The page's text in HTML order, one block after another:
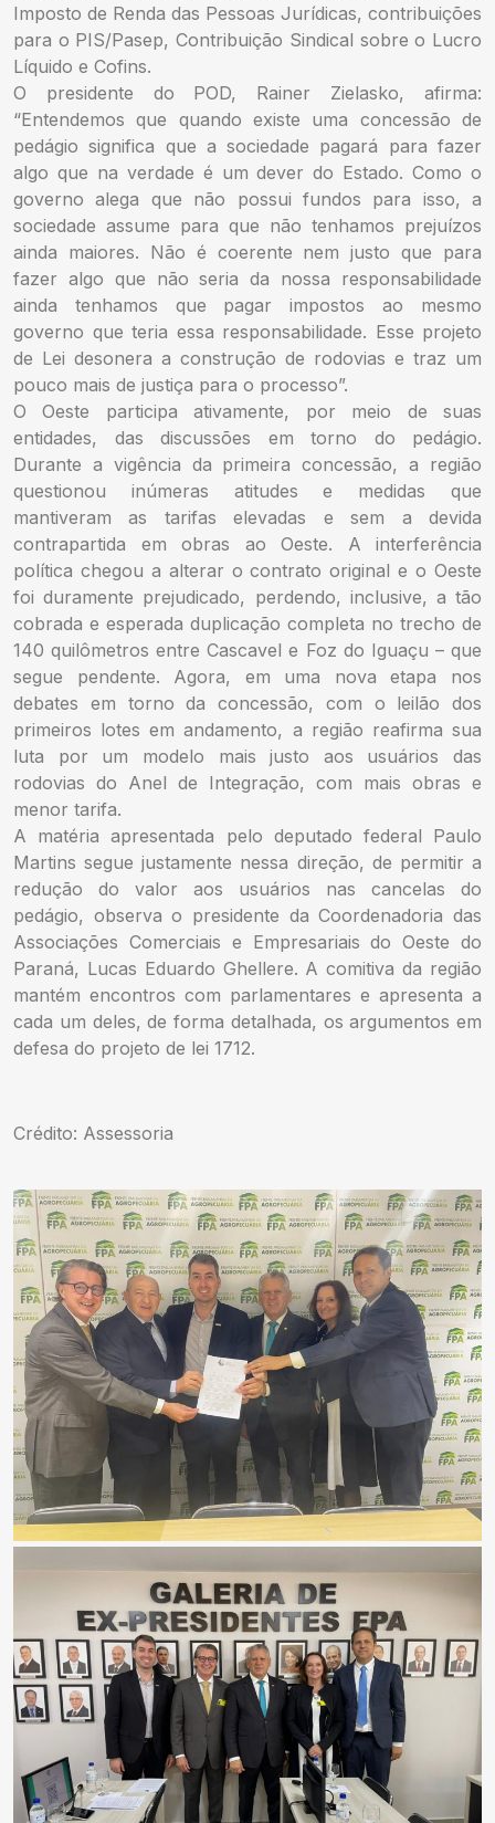
Imposto de Renda das Pessoas Jurídicas, contribuições
para o PIS/Pasep, Contribuição Sindical sobre o Lucro
Líquido e Cofins.
O presidente do POD, Rainer Zielasko, afirma:
“Entendemos que quando existe uma concessão de
pedágio significa que a sociedade pagará para fazer
algo que na verdade é um dever do Estado. Como o
governo alega que não possui fundos para isso, a
sociedade assume para que não tenhamos prejuízos
ainda maiores. Não é coerente nem justo que para
fazer algo que não seria da nossa responsabilidade
ainda tenhamos que pagar impostos ao mesmo
governo que teria essa responsabilidade. Esse projeto
de Lei desonera a construção de rodovias e traz um
pouco mais de justiça para o processo”.
O Oeste participa ativamente, por meio de suas
entidades, das discussões em torno do pedágio.
Durante a vigência da primeira concessão, a região
questionou inúmeras atitudes e medidas que
mantiveram as tarifas elevadas e sem a devida
contrapartida em obras ao Oeste. A interferência
política chegou a alterar o contrato original e o Oeste
foi duramente prejudicado, perdendo, inclusive, a tão
cobrada e esperada duplicação completa no trecho de
140 quilômetros entre Cascavel e Foz do Iguaçu – que
segue pendente. Agora, em uma nova etapa nos
debates em torno da concessão, com o leilão dos
primeiros lotes em andamento, a região reafirma sua
luta por um modelo mais justo aos usuários das
rodovias do Anel de Integração, com mais obras e
menor tarifa.
A matéria apresentada pelo deputado federal Paulo
Martins segue justamente nessa direção, de permitir a
redução do valor aos usuários nas cancelas do
pedágio, observa o presidente da Coordenadoria das
Associações Comerciais e Empresariais do Oeste do
Paraná, Lucas Eduardo Ghellere. A comitiva da região
mantém encontros com parlamentares e apresenta a
cada um deles, de forma detalhada, os argumentos em
defesa do projeto de lei 1712.
Crédito: Assessoria